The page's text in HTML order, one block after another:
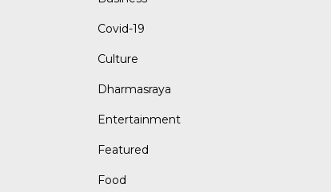
Covid-19
Culture
Dharmasraya
Entertainment
Featured
Food